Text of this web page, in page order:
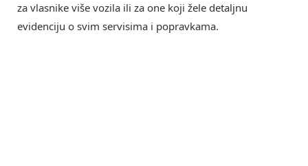
za vlasnike više vozila ili za one koji žele detaljnu
evidenciju o svim servisima i popravkama.